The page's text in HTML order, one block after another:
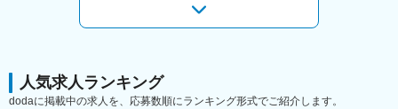
人気求人ランキング
dodaに掲載中の求人を、応募数順にランキング形式でご紹介します。